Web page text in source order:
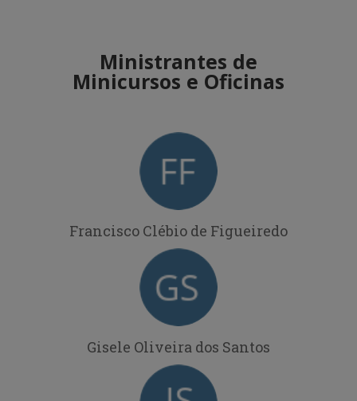
Ministrantes de
Minicursos e Oficinas
Francisco Clébio de Figueiredo
Gisele Oliveira dos Santos